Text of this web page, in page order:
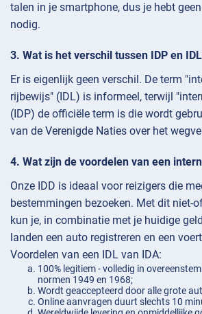
talen in je smartphone, dus je hebt
nodig.
Wat is het verschil tussen IDP en
Er is eigenlijk geen verschil. De term
rijbewijs" (IDL) is informeel, terwijl
(IDP) de officiële term is die wordt
van de Verenigde Naties over het
Wat zijn de voordelen van een
Onze IDD is ideaal voor reizigers die
bestemmingen bezoeken. Met dit niet-
kun je, in combinatie met je huidige
landen een auto registreren en een
Voordelen van een IDL van IDA:
100% legitiem - volledig in
normen 1949 en 1968;
Wordt geaccepteerd door alle grote
Online aanvragen duurt slechts 10